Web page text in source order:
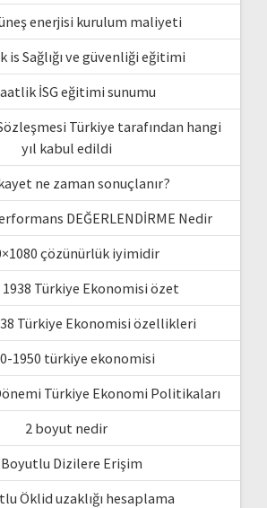
enerjisi kurulum maliyeti
is Sağlığı ve güvenliği eğitimi
İSG eğitimi sunumu
Sözleşmesi Türkiye tarafından hangi
yıl kabul edildi
ne zaman sonuçlanır?
DEĞERLENDİRME Nedir
çözünürlük iyimidir
1938 Türkiye Ekonomisi özet
Türkiye Ekonomisi özellikleri
1950 türkiye ekonomisi
Türkiye Ekonomi Politikaları
2 boyut nedir
Boyutlu Dizilere Erişim
Öklid uzaklığı hesaplama